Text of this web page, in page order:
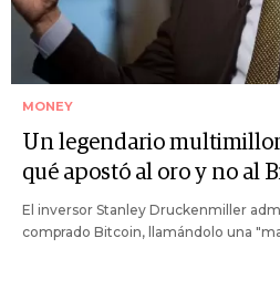
MONEY
Un legendario
qué apostó al oro y no al
El inversor Stanley Druckenmiller
comprado Bitcoin, llamándolo una